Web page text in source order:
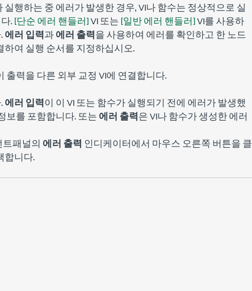
실행하는 중 에러가 발생한 경우, VI나 함수는 정상적으로 실
.[단순 에러 핸들러]VI 또는 [일반 에러 핸들러]VI를 사용하
에러 입력과에러 출력을 사용하여 에러를 확인하고 한 노드
하여 실행 순서를 지정하십시오.
출력을 다른 외부 교정 VI에 연결합니다.
에러 입력이 이 VI 또는 함수가 실행되기 전에 에러가 발생했
보를 포함합니다. 또는 에러 출력은 VI나 함수가 생성한 에러
트패널의 에러 출력 인디케이터에서 마우스 오른쪽 버튼을 클
합니다.